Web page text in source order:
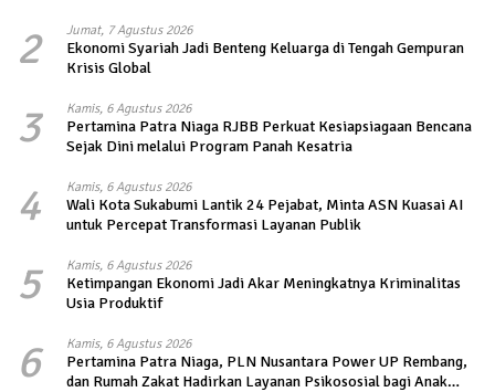
2 Jumat, 7 Agustus 2026
Ekonomi Syariah Jadi Benteng Keluarga di Tengah Gempuran
Krisis Global
3 Kamis, 6 Agustus 2026
Pertamina Patra Niaga RJBB Perkuat Kesiapsiagaan Bencana
Sejak Dini melalui Program Panah Kesatria
4 Kamis, 6 Agustus 2026
Wali Kota Sukabumi Lantik 24 Pejabat, Minta ASN Kuasai AI
untuk Percepat Transformasi Layanan Publik
5 Kamis, 6 Agustus 2026
Ketimpangan Ekonomi Jadi Akar Meningkatnya Kriminalitas
Usia Produktif
6 Kamis, 6 Agustus 2026
Pertamina Patra Niaga, PLN Nusantara Power UP Rembang,
dan Rumah Zakat Hadirkan Layanan Psikososial bagi Anak